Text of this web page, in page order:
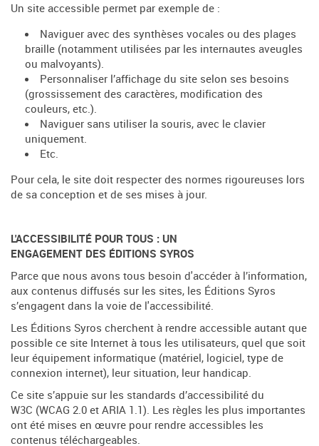
Un site accessible permet par exemple de :
Naviguer avec des synthèses vocales ou des plages
braille (notamment utilisées par les internautes aveugles
ou malvoyants).
Personnaliser l’affichage du site selon ses besoins
(grossissement des caractères, modification des
couleurs, etc.).
Naviguer sans utiliser la souris, avec le clavier
uniquement.
Etc.
Pour cela, le site doit respecter des normes rigoureuses lors
de sa conception et de ses mises à jour.
L'ACCESSIBILITÉ POUR TOUS : UN
ENGAGEMENT DES ÉDITIONS SYROS
Parce que nous avons tous besoin d'accéder à l’information,
aux contenus diffusés sur les sites, les Éditions Syros
s’engagent dans la voie de l'accessibilité.
Les Éditions Syros cherchent à rendre accessible autant que
possible ce site Internet à tous les utilisateurs, quel que soit
leur équipement informatique (matériel, logiciel, type de
connexion internet), leur situation, leur handicap.
Ce site s’appuie sur les standards d’accessibilité du
W3C (WCAG 2.0 et ARIA 1.1). Les règles les plus importantes
ont été mises en œuvre pour rendre accessibles les
contenus téléchargeables.